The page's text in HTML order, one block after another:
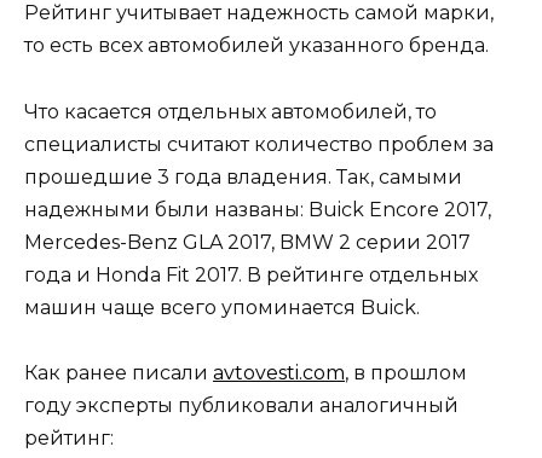
Рейтинг учитывает надежность самой марки,
то есть всех автомобилей указанного бренда.
Что касается отдельных автомобилей, то
специалисты считают количество проблем за
прошедшие 3 года владения. Так, самыми
надежными были названы: Buick Encore 2017,
Mercedes-Benz GLA 2017, BMW 2 серии 2017
года и Honda Fit 2017. В рейтинге отдельных
машин чаще всего упоминается Buick.
Как ранее писали avtovesti.com, в прошлом
году эксперты публиковали аналогичный
рейтинг: